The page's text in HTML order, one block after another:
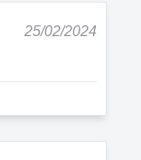
25/02/2024